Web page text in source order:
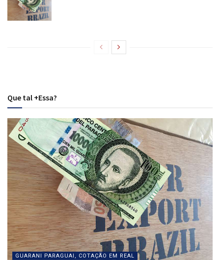
Que tal +Essa?
GUARANI PARAGUAI, COTAÇÃO EM REAL